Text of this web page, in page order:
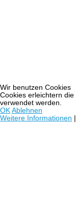
Wir benutzen Cookies
Cookies erleichtern
verwendet werden.
OK Ablehnen
Weitere Informationen